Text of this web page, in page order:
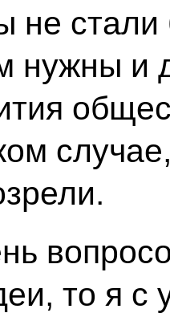
не
нужны и
то я